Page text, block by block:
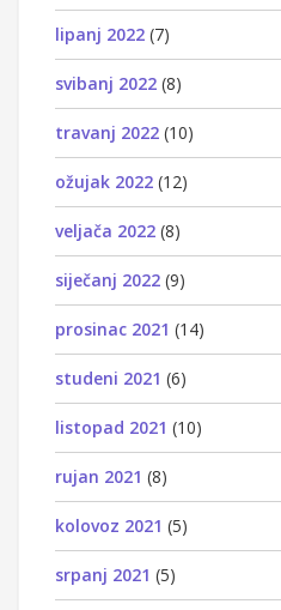
lipanj 2022 (7)
svibanj 2022 (8)
travanj 2022 (10)
ožujak 2022 (12)
veljača 2022 (8)
siječanj 2022 (9)
prosinac 2021 (14)
studeni 2021 (6)
listopad 2021 (10)
rujan 2021 (8)
kolovoz 2021 (5)
srpanj 2021 (5)